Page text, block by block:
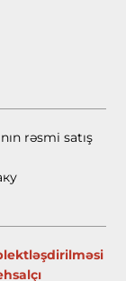
rəsmi satış